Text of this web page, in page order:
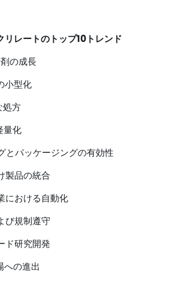
レートのトップ10トレンド
の成長
小型化
処方
量化
とパッケージングの有効性
製品の統合
における自動化
び規制遵守
ド研究開発
への進出